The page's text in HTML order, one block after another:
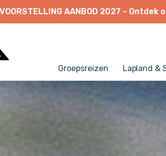
VOORSTELLING AANBOD 2027 - Ontdek
Groepsreizen Lapland &